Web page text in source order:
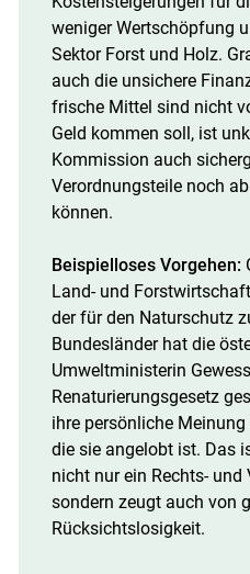
weniger Wertschöpfung
Sektor Forst und Holz.
auch die unsichere
frische Mittel sind nicht
Geld kommen soll, ist
Kommission auch
Verordnungsteile noch
können.
Beispielloses Vorgehen:
Land- und
der für den Naturschutz
Bundesländer hat die
Umweltministerin
Renaturierungsgesetz
ihre persönliche
die sie angelobt ist. Das
nicht nur ein Rechts- und
sondern zeugt auch von
Rücksichtslosigkeit.